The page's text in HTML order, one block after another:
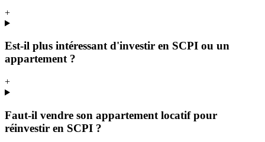
+
Est-il plus intéressant d'investir en SCPI ou un
appartement ?
+
Faut-il vendre son appartement locatif pour
réinvestir en SCPI ?